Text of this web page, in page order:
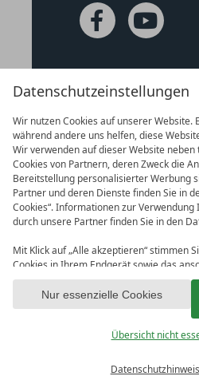
Datenschutzeinstellungen
Wir nutzen Cookies auf unserer Website.
während andere uns helfen, diese
Wir verwenden auf dieser Website
Cookies von Partnern, deren Zweck die
Bereitstellung personalisierter Werbung
Partner und deren Dienste finden Sie in
Cookies“. Informationen zur
durch unsere Partner finden Sie in den
Mit Klick auf „Alle akzeptieren“ stimmen
Cookies in Ihrem Endgerät sowie das
nachgelagerten Verarbeitung
Adresse) durch uns und unseren
einverstanden sind, klicken Sie bitte auf
individuelle Auswahl können Sie unter
tätigen. Sie können Ihre Auswahl im
Durch erneuten Aufruf des Consent-
Nur essenzielle Cookies
Übersicht nicht